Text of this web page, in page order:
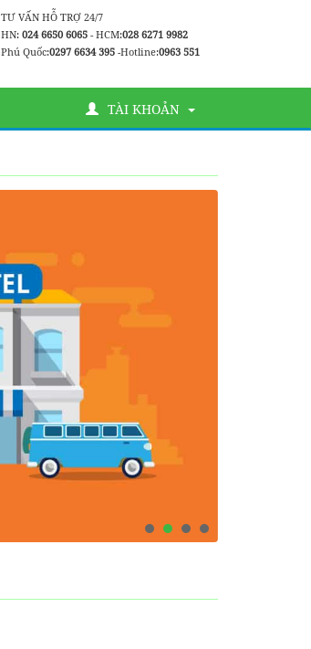
TƯ VẤN HỖ TRỢ 24/7
HN: 024 6650 6065- HCM:028 6271 9982
Phú Quốc:0297 6634 395 -Hotline:0963 551
TÀI KHOẢN